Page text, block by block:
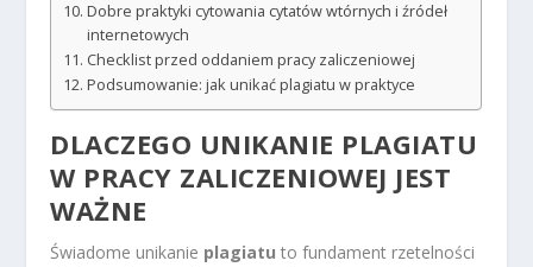
Dobre praktyki cytowania cytatów wtórnych i źródeł
internetowych
Checklist przed oddaniem pracy zaliczeniowej
Podsumowanie: jak unikać plagiatu w praktyce
DLACZEGO UNIKANIE PLAGIATU
W PRACY ZALICZENIOWEJ JEST
WAŻNE
Świadome unikanie plagiatu to fundament rzetelności